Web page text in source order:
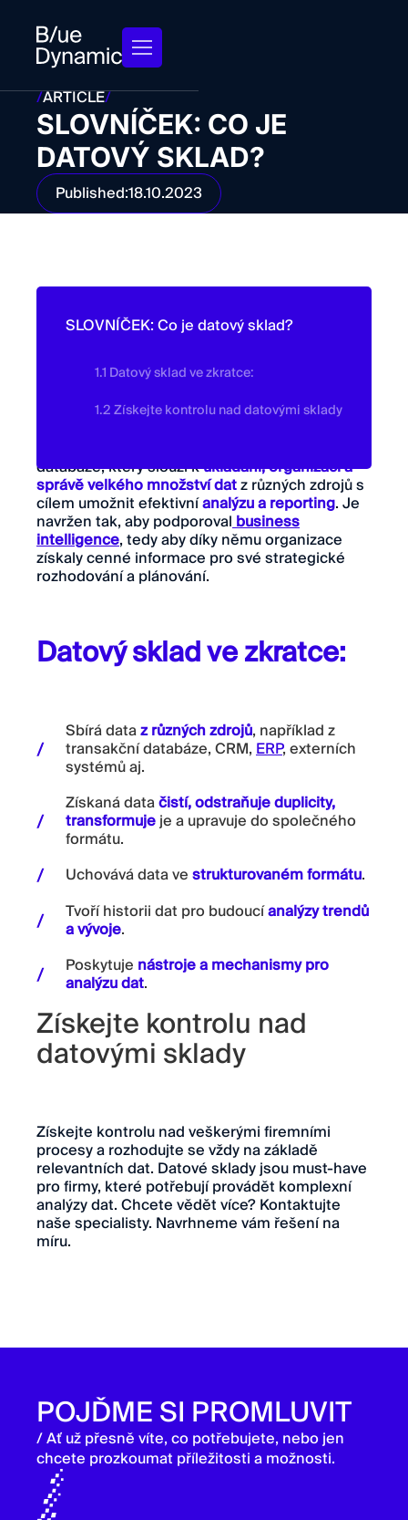
/ARTICLE/
SLOVNÍČEK: CO JE
DATOVÝ SKLAD?
Published:18.10.2023
databáze, který slouží kukládání,organizaci a
správě velkého množství datz různých zdrojů s
cílem umožnit efektivníanalýzu a reporting. Je
navržen tak, aby podporovalbusiness
intelligence, tedy aby díky němu organizace
získaly cenné informace pro své strategické
rozhodování a plánování.
Datový sklad ve zkratce:
Sbírá dataz různých zdrojů, například z
transakční databáze, CRM,ERP, externích
systémů aj.
Získaná datačistí, odstraňuje duplicity,
transformujeje a upravuje do společného
formátu.
Uchovává data vestrukturovaném formátu.
Tvoří historii dat pro budoucíanalýzy trendů
a vývoje.
Poskytuje nástroje a mechanismy pro
analýzu dat.
Získejte kontrolu nad
datovými sklady
Získejte kontrolu nad veškerými firemními
procesy a rozhodujte se vždy na základě
relevantních dat. Datové sklady jsou must-have
pro firmy, které potřebují provádět komplexní
analýzy dat. Chcete vědět více? Kontaktujte
naše specialisty. Navrhneme vám řešení na
míru.
SLOVNÍČEK: Co je datový sklad?
1.1 Datový sklad ve zkratce:
1.2 Získejte kontrolu nad datovými sklady
POJĎME SI PROMLUVIT
/ Ať už přesně víte, co potřebujete, nebo jen
chcete prozkoumat příležitosti a možnosti.